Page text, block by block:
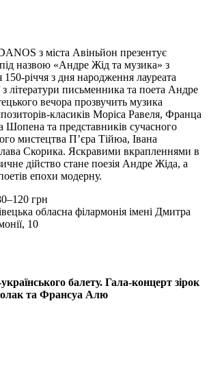
з міста Авіньйон презентує
назвою «Андре Жід та музика» з
річчя з дня народження лауреата
з літератури письменника та поета Андре
вечора прозвучить музика
класиків Моріса Равеля, Франца
Шопена та представників сучасного
мистецтва П’єра Тійюа, Івана
Скорика. Яскравими вкрапленнями в
дійство стане поезія Андре Жіда, а
епохи модерну.
грн
обласна філармонія імені Дмитра
10
балету. Гала-концерт зірок
та Франсуа Алю